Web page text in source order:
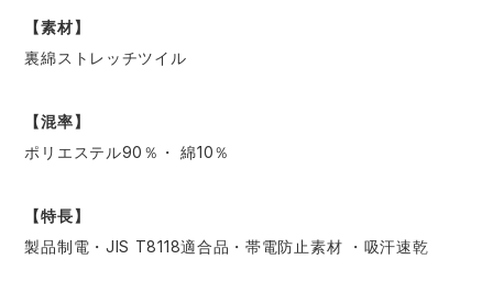
【素材】
裏綿ストレッチツイル
【混率】
ポリエステル90％・ 綿10％
【特長】
製品制電・JIS T8118適合品・帯電防止素材 ・吸汗速乾